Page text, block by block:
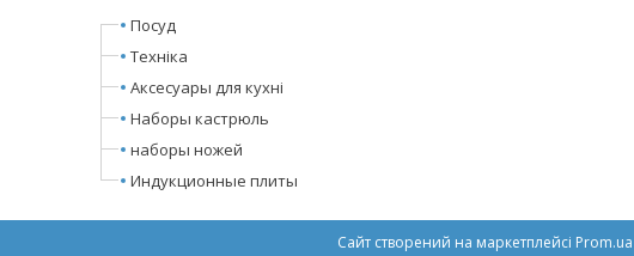
Посуд
Техніка
Аксесуары для кухні
Наборы кастрюль
наборы ножей
Индукционные плиты
Сайт створений на маркетплейсі Prom.ua